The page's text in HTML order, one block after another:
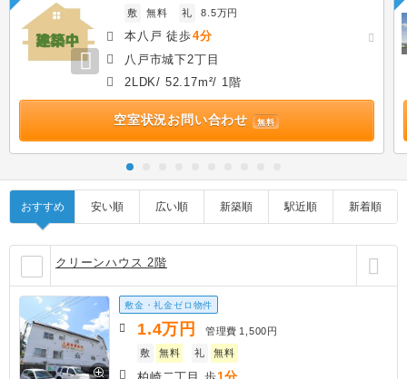
敷 無料 礼 8.5万円
本八戸 徒歩4分
八戸市城下2丁目
2LDK/ 52.17m²/ 1階
空室状況お問い合わせ 無料
おすすめ 安い順 広い順 新築順 駅近順 新着順
クリーンハウス 2階
敷金・礼金ゼロ物件
1.4万円 管理費 1,500円
敷
無料 礼 無料